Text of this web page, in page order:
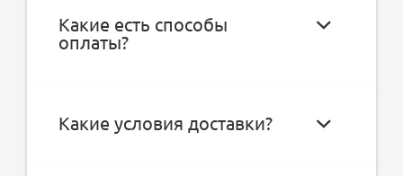
Какие есть способы
оплаты?
Какие условия доставки?